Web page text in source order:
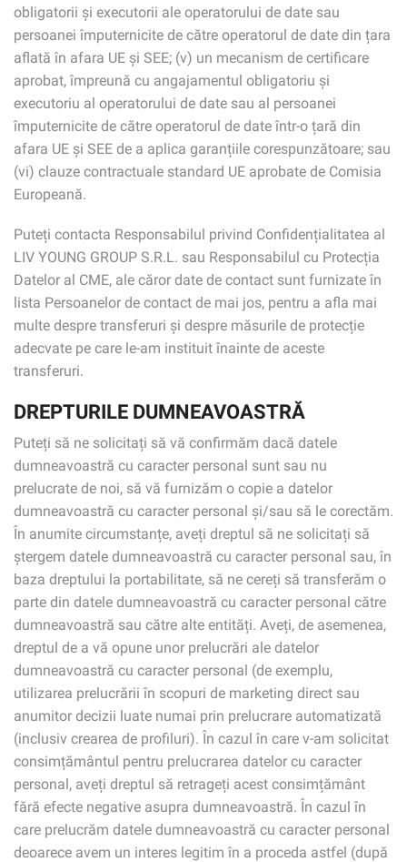
obligatorii și executorii ale operatorului de date sau
persoanei împuternicite de către operatorul de date din țara
aflată în afara UE și SEE; (v) un mecanism de certificare
aprobat, împreună cu angajamentul obligatoriu și
executoriu al operatorului de date sau al persoanei
împuternicite de către operatorul de date într-o țară din
afara UE și SEE de a aplica garanțiile corespunzătoare; sau
(vi) clauze contractuale standard UE aprobate de Comisia
Europeană.
Puteți contacta Responsabilul privind Confidențialitatea al
LIV YOUNG GROUP S.R.L. sau Responsabilul cu Protecția
Datelor al CME, ale căror date de contact sunt furnizate în
lista Persoanelor de contact de mai jos, pentru a afla mai
multe despre transferuri și despre măsurile de protecție
adecvate pe care le-am instituit înainte de aceste
transferuri.
DREPTURILE DUMNEAVOASTRĂ
Puteți să ne solicitați să vă confirmăm dacă datele
dumneavoastră cu caracter personal sunt sau nu
prelucrate de noi, să vă furnizăm o copie a datelor
dumneavoastră cu caracter personal și/sau să le corectăm.
În anumite circumstanțe, aveți dreptul să ne solicitați să
ștergem datele dumneavoastră cu caracter personal sau, în
baza dreptului la portabilitate, să ne cereți să transferăm o
parte din datele dumneavoastră cu caracter personal către
dumneavoastră sau către alte entități. Aveți, de asemenea,
dreptul de a vă opune unor prelucrări ale datelor
dumneavoastră cu caracter personal (de exemplu,
utilizarea prelucrării în scopuri de marketing direct sau
anumitor decizii luate numai prin prelucrare automatizată
(inclusiv crearea de profiluri). În cazul în care v-am solicitat
consimțământul pentru prelucrarea datelor cu caracter
personal, aveți dreptul să retrageți acest consimțământ
fără efecte negative asupra dumneavoastră. În cazul în
care prelucrăm datele dumneavoastră cu caracter personal
deoarece avem un interes legitim în a proceda astfel (după